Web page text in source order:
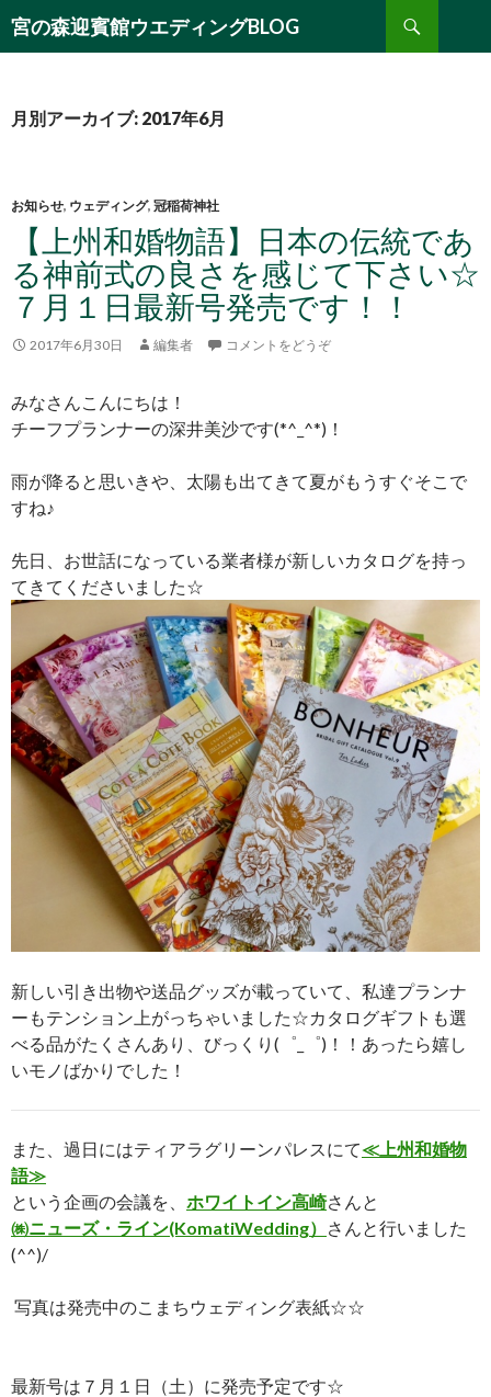
宮の森迎賓館ウエディングBLOG
検
索
ン
動
月別アーカイブ: 2017年6月
お知らせ, ウェディング, 冠稲荷神社
【上州和婚物語】日本の伝統であ
る神前式の良さを感じて下さい☆
７月１日最新号発売です！！
2017年6月30日 編集者 コメントをどうぞ
みなさんこんにちは！
チーフプランナーの深井美沙です(*^_^*)！
雨が降ると思いきや、太陽も出てきて夏がもうすぐそこで
すね♪
先日、お世話になっている業者様が新しいカタログを持っ
てきてくださいました☆
新しい引き出物や送品グッズが載っていて、私達プランナ
ーもテンション上がっちゃいました☆カタログギフトも選
べる品がたくさんあり、びっくり(゜_゜)！！あったら嬉し
いモノばかりでした！
また、過日にはティアラグリーンパレスにて≪上州和婚物
語≫
という企画の会議を、 ホワイトイン高崎さんと
㈱ニューズ・ライン(KomatiWedding） さんと行いました
(^^)/
写真は発売中のこまちウェディング表紙☆☆
最新号は７月１日（土）に発売予定です☆